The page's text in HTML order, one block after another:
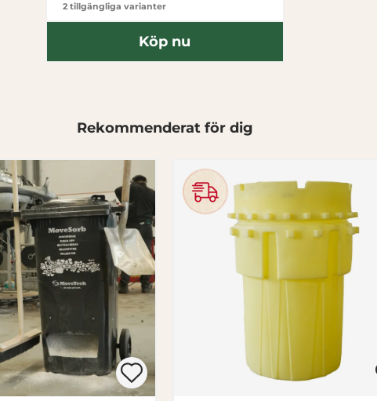
2 tillgängliga varianter
Köp nu
Rekommenderat för dig